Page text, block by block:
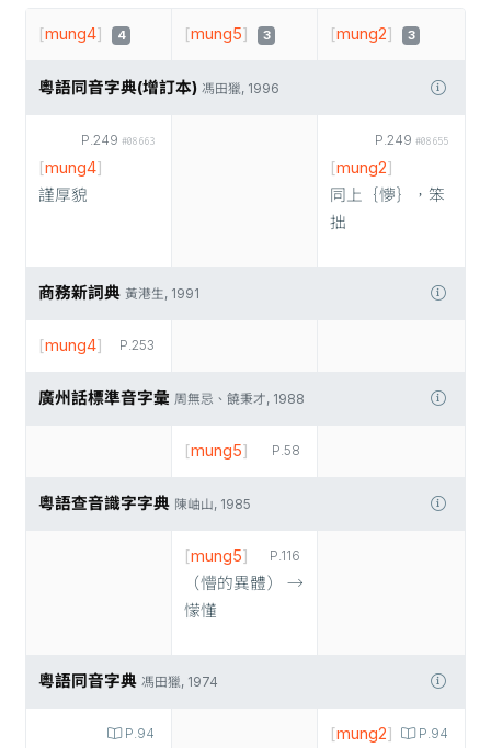
[mung4] 4 [mung5] 3 [mung2] 3
粵語同音字典(增訂本) 馮田獵, 1996
P.249 #08663
[mung4]
謹厚貌
P.249 #08655
[mung2]
同上｛懜｝，笨
拙
商務新詞典 黃港生, 1991
P.253
[mung4]
廣州話標準音字彙 周無忌、饒秉才, 1988
P.58
[mung5]
粵語查音識字字典 陳岫山, 1985
P.116
[mung5]
（懵的異體） →
懞懂
粵語同音字典 馮田獵, 1974
P.94 P.94
[mung2]